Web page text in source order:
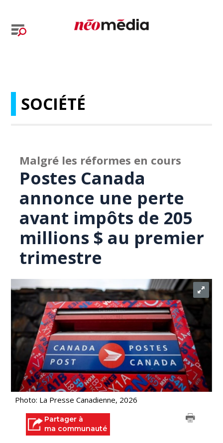
SOCIÉTÉ
Malgré les réformes en cours
Postes Canada
annonce une perte
avant impôts de 205
millions $ au premier
trimestre
Photo: La Presse Canadienne, 2026
Partager à
ma communauté